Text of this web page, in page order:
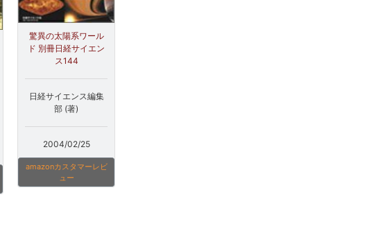
驚異の太陽系ワール
ド 別冊日経サイエン
ス144
日経サイエンス編集
部 (著)
2004/02/25
amazonカスタマーレビ
ュー